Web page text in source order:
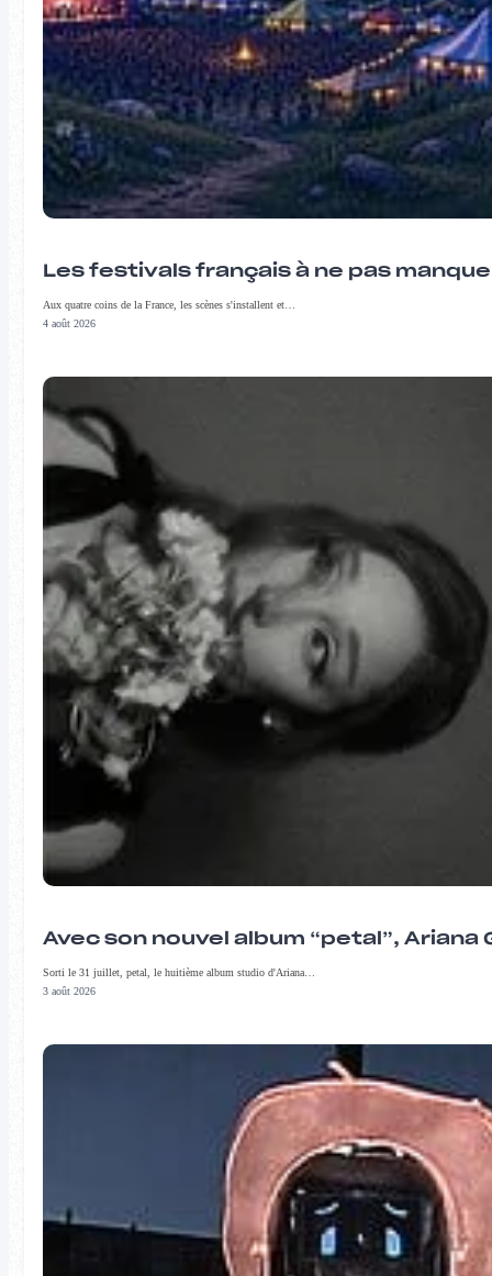
Les festivals français à ne pas
Aux quatre coins de la France, les scènes s'installent et…
4 août 2026
Avec son nouvel album “petal”,
Sorti le 31 juillet, petal, le huitième album studio d'Ariana…
3 août 2026